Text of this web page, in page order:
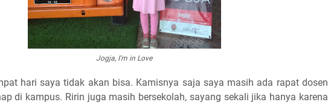
Jogja, I'm in Love
hari saya tidak akan bisa. Kamisnya saja saya masih ada rapat dosen
di kampus. Ririn juga masih bersekolah, sayang sekali jika hanya karena